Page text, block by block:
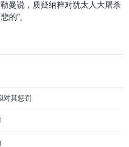
曼说，质疑纳粹对犹太人大屠杀
的”。
对其惩罚